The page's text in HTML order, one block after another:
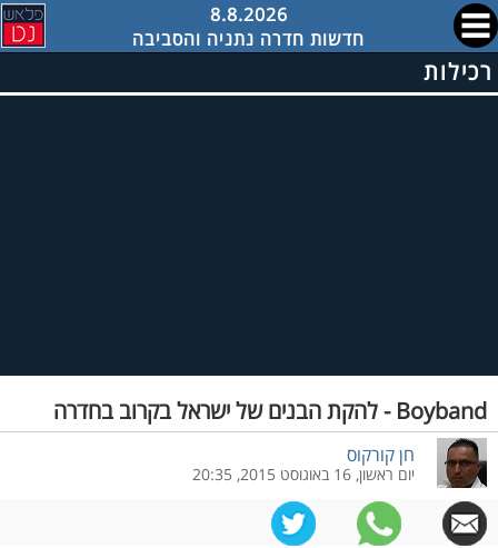
8.8.2026
חדשות חדרה נתניה והסביבה
רכילות
Boyband - להקת הבנים של ישראל בקרוב בחדרה
חן קורקוס
יום ראשון, 16 באוגוסט 2015, 20:35